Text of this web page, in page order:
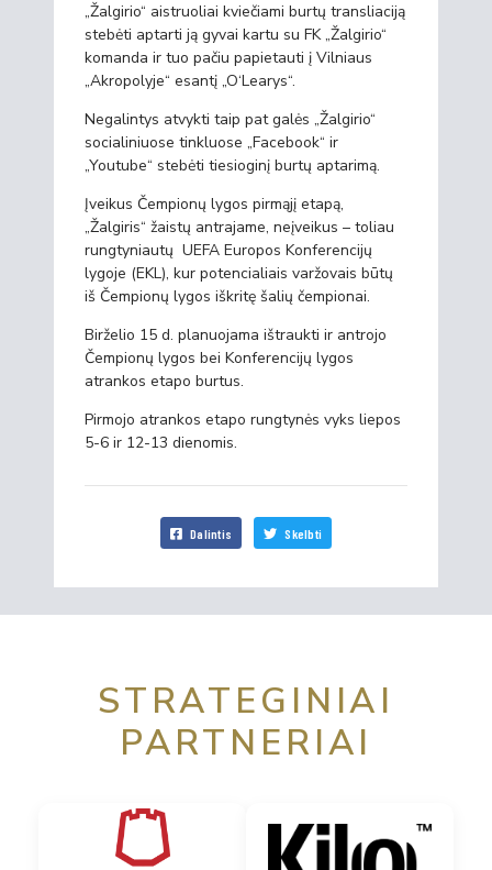
„Žalgirio“ aistruoliai kviečiami burtų transliaciją
stebėti aptarti ją gyvai kartu su FK „Žalgirio“
komanda ir tuo pačiu papietauti į Vilniaus
„Akropolyje“ esantį „O‘Learys“.
Negalintys atvykti taip pat galės „Žalgirio“
socialiniuose tinkluose „Facebook“ ir
„Youtube“ stebėti tiesioginį burtų aptarimą.
Įveikus Čempionų lygos pirmąjį etapą,
„Žalgiris“ žaistų antrajame, neįveikus – toliau
rungtyniautų UEFA Europos Konferencijų
lygoje (EKL), kur potencialiais varžovais būtų
iš Čempionų lygos iškritę šalių čempionai.
Birželio 15 d. planuojama ištraukti ir antrojo
Čempionų lygos bei Konferencijų lygos
atrankos etapo burtus.
Pirmojo atrankos etapo rungtynės vyks liepos
5-6 ir 12-13 dienomis.
Dalintis Skelbti
STRATEGINIAI
PARTNERIAI